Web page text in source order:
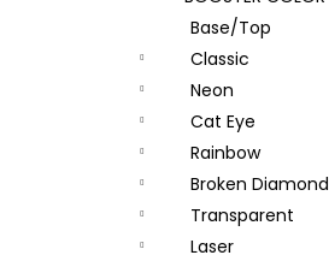
Base/Top
Classic
Neon
Cat Eye
Rainbow
Broken Diamond
Transparent
Laser